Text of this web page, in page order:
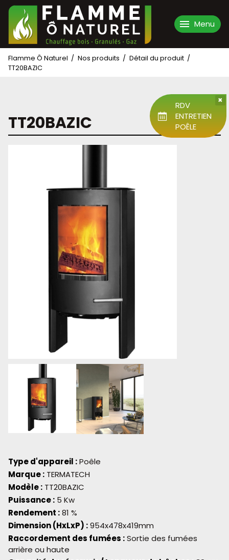
Menu
auAccueil
Nos réalisations
Flamme Ô Naturel Nos produits
Détail du produit
TT20BAZIC
TT20BAZIC
Type d'appareil :Poêle
Marque : TERMATECH
Modèle : TT20BAZIC
Puissance : 5 Kw
Rendement :81 %
Dimension (HxLxP) :954x478x419mm
Raccordement des fumées :Sortie des fumées
arrière ou haute
RDV
ENTRETIEN
POÊLE
×